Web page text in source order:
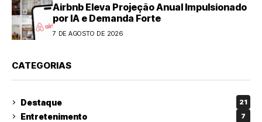
Airbnb Eleva Projeção Anual Impulsionado
por IA e Demanda Forte
7 DE AGOSTO DE 2026
CATEGORIAS
Destaque 21
Entretenimento 7